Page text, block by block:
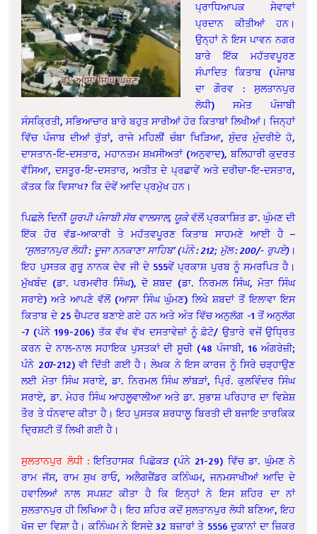
ਪ੍ਰਾਧਿਆਪਕ ਸੇਵਾਵਾਂ
ਪ੍ਰਦਾਨ ਕੀਤੀਆਂ ਹਨ।
ਉਨ੍ਹਾਂ ਨੇ ਇਸ ਪਾਵਨ ਨਗਰ
ਬਾਰੇ ਇੱਕ ਮਹੱਤਵਪੂਰਣ
ਸੰਪਾਦਿਤ ਕਿਤਾਬ (ਪੰਜਾਬ
ਦਾ ਗੌਰਵ : ਸੁਲਤਾਨਪੁਰ
ਲੋਧੀ) ਸਮੇਤ ਪੰਜਾਬੀ
ਸੰਸਕ੍ਰਿਤੀ, ਸਭਿਆਚਾਰ ਬਾਰੇ ਬਹੁਤ ਸਾਰੀਆਂ ਹੋਰ ਕਿਤਾਬਾਂ ਲਿਖੀਆਂ। ਜਿਨ੍ਹਾਂ
ਵਿੱਚ ਪੰਜਾਬ ਦੀਆਂ ਰੁੱਤਾਂ, ਰਾਜੇ ਮਹਿਲੀਂ ਚੰਬਾ ਖਿੜਿਆ, ਸੁੰਦਰ ਮੁੰਦਰੀਏ ਹੋ,
ਦਾਸਤਾਨ-ਇ-ਦਸਤਾਰ, ਮਹਾਨਤਮ ਸ਼ਖ਼ਸੀਅਤਾਂ (ਅਨੁਵਾਦ), ਬਲਿਹਾਰੀ ਕੁਦਰਤ
ਵੱਸਿਆ, ਦਸਤੂਰ-ਇ-ਦਸਤਾਰ, ਅਤੀਤ ਦੇ ਪ੍ਰਛਾਵੇਂ ਅਤੇ ਦਰੀਚਾ-ਇ-ਦਸਤਾਰ,
ਕੱਤਕ ਕਿ ਵਿਸਾਖ? ਕਿ ਦੋਵੇਂ ਆਦਿ ਪ੍ਰਮੁੱਖ ਹਨ।
ਪਿਛਲੇ ਦਿਨੀਂ ਯੂਰਪੀ ਪੰਜਾਬੀ ਸੱਥ ਵਾਲਸਾਲ, ਯੂਕੇਵੱਲੋਂ ਪ੍ਰਕਾਸ਼ਿਤ ਡਾ. ਘੁੰਮਣ ਦੀ
ਇੱਕ ਹੋਰ ਵੱਡ-ਆਕਾਰੀ ਤੇ ਮਹੱਤਵਪੂਰਣ ਕਿਤਾਬ ਸਾਹਮਣੇ ਆਈ ਹੈ –
‘ਸੁਲਤਾਨਪੁਰ ਲੋਧੀ: ਦੂਜਾ ਨਨਕਾਣਾ ਸਾਹਿਬ’ (ਪੰਨੇ: 212; ਮੁੱਲ: 200/- ਰੁਪਏ)।
ਇਹ ਪੁਸਤਕ ਗੁਰੂ ਨਾਨਕ ਦੇਵ ਜੀ ਦੇ 555ਵੇਂ ਪ੍ਰਕਾਸ਼ ਪੁਰਬ ਨੂੰ ਸਮਰਪਿਤ ਹੈ।
ਮੁੱਖਬੰਦ (ਡਾ. ਪਰਮਵੀਰ ਸਿੰਘ), ਦੋ ਸ਼ਬਦ (ਡਾ. ਨਿਰਮਲ ਸਿੰਘ, ਮੋਤਾ ਸਿੰਘ
ਸਰਾਏ) ਅਤੇ ਆਪਣੇ ਵੱਲੋਂ (ਆਸਾ ਸਿੰਘ ਘੁੰਮਣ) ਲਿਖੇ ਸ਼ਬਦਾਂ ਤੋਂ ਇਲਾਵਾ ਇਸ
ਕਿਤਾਬ ਦੇ 25 ਚੈਪਟਰ ਬਣਾਏ ਗਏ ਹਨ ਅਤੇ ਅੰਤ ਵਿੱਚ ਅਨੁਲੱਗ -1 ਤੋਂ ਅਨੁਲੱਗ
-7 (ਪੰਨੇ 199-206) ਤੱਕ ਵੱਖ ਵੱਖ ਦਸਤਾਵੇਜ਼ਾਂ ਨੂੰ ਫ਼ੋਟੋ/ ਉਤਾਰੇ ਵਜੋਂ ਉਧ੍ਰਿਤ
ਕਰਨ ਦੇ ਨਾਲ-ਨਾਲ ਸਹਾਇਕ ਪੁਸਤਕਾਂ ਦੀ ਸੂਚੀ (48 ਪੰਜਾਬੀ, 16 ਅੰਗਰੇਜ਼ੀ;
ਪੰਨੇ 207-212) ਵੀ ਦਿੱਤੀ ਗਈ ਹੈ। ਲੇਖਕ ਨੇ ਇਸ ਕਾਰਜ ਨੂੰ ਸਿਰੇ ਚੜ੍ਹਾਉਣ
ਲਈ ਮੋਤਾ ਸਿੰਘ ਸਰਾਏ, ਡਾ. ਨਿਰਮਲ ਸਿੰਘ ਲਾਂਬੜਾਂ, ਪ੍ਰਿੰ. ਕੁਲਵਿੰਦਰ ਸਿੰਘ
ਸਰਾਏ, ਡਾ. ਮੇਹਰ ਸਿੰਘ ਆਹਲੂਵਾਲੀਆ ਅਤੇ ਡਾ. ਸੁਭਾਸ਼ ਪਰਿਹਾਰ ਦਾ ਵਿਸ਼ੇਸ਼
ਤੌਰ ਤੇ ਧੰਨਵਾਦ ਕੀਤਾ ਹੈ। ਇਹ ਪੁਸਤਕ ਸ਼ਰਧਾਲੂ ਬਿਰਤੀ ਦੀ ਬਜਾਇ ਤਾਰਕਿਕ
ਦ੍ਰਿਸ਼ਟੀ ਤੋਂ ਲਿਖੀ ਗਈ ਹੈ।
ਸੁਲਤਾਨਪੁਰ ਲੋਧੀ : ਇਤਿਹਾਸਕ ਪਿਛੋਕੜ (ਪੰਨੇ 21-29) ਵਿੱਚ ਡਾ. ਘੁੰਮਣ ਨੇ
ਰਾਮ ਜੱਸ, ਰਾਮ ਸੁਖ ਰਾਓ, ਅਲੈਗਜ਼ੈਂਡਰ ਕਨਿੰਘਮ, ਜਨਮਸਾਖੀਆਂ ਆਦਿ ਦੇ
ਹਵਾਲਿਆਂ ਨਾਲ ਸਪਸ਼ਟ ਕੀਤਾ ਹੈ ਕਿ ਇਨ੍ਹਾਂ ਨੇ ਇਸ ਸ਼ਹਿਰ ਦ‍ਾ ਨਾਂ
ਸੁਲਤਾਨਪੁਰ ਹੀ ਲਿਖਿਆ ਹੈ। ਇਹ ਸ਼ਹਿਰ ਕਦੋਂ ਸੁਲਤਾਨਪੁਰ ਲੋਧੀ ਬਣਿਆ, ਇਹ
ਖੋਜ ਦ‍ਾ ਵਿਸ਼ਾ ਹੈ। ਕਨਿੰਘਮ ਨੇ ਇਸਦੇ 32 ਬਜ਼ਾਰਾਂ ਤੇ 5556 ਦੁਕਾਨਾਂ ਦਾ ਜ਼ਿਕਰ